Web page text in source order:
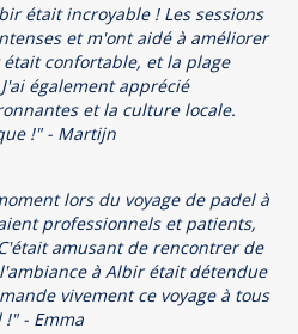
était incroyable ! Les sessions
et m'ont aidé à améliorer
confortable, et la plage
également apprécié
et la culture locale.
!" - Martijn
lors du voyage de padel à
professionnels et patients,
amusant de rencontrer de
à Albir était détendue
vivement ce voyage à tous
- Emma